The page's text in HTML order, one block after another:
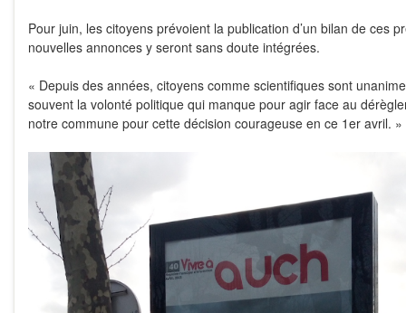
Pour juin, les citoyens prévoient la publication d’un bilan de ces
nouvelles annonces y seront sans doute intégrées.
« Depuis des années, citoyens comme scientifiques sont
souvent la volonté politique qui manque pour agir face au
notre commune pour cette décision courageuse en ce 1er avril. »